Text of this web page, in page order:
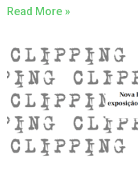
Read More »